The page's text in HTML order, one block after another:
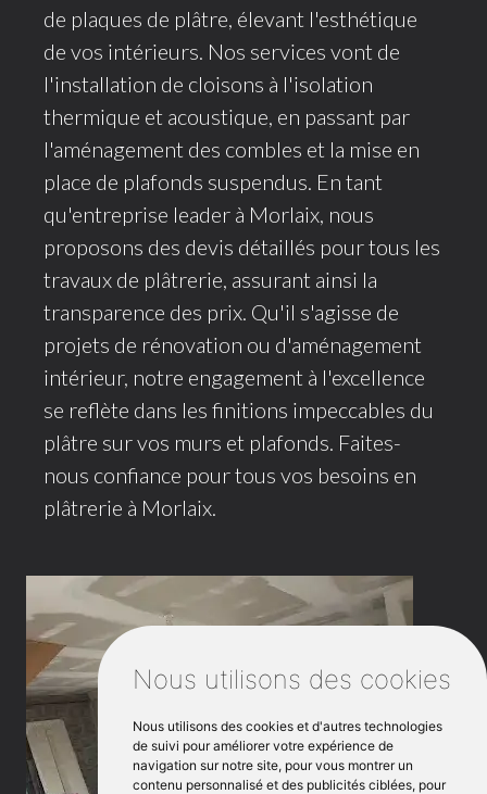
Nous utilisons des cookies
Nous utilisons des cookies et d'autres technologies
de suivi pour améliorer votre expérience de
navigation sur notre site, pour vous montrer un
contenu personnalisé et des publicités ciblées, pour
de plaques de plâtre, élevant l'esthétique
de vos intérieurs. Nos services vont de
l'installation de cloisons à l'isolation
thermique et acoustique, en passant par
l'aménagement des combles et la mise en
place de plafonds suspendus. En tant
qu'entreprise leader à Morlaix, nous
proposons des devis détaillés pour tous les
travaux de plâtrerie, assurant ainsi la
transparence des prix. Qu'il s'agisse de
projets de rénovation ou d'aménagement
intérieur, notre engagement à l'excellence
se reflète dans les finitions impeccables du
plâtre sur vos murs et plafonds. Faites-
nous confiance pour tous vos besoins en
plâtrerie à Morlaix.